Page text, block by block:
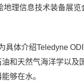
理信息技术装备展览
具体介绍Teledyne
和天然气海洋学以及
够在水。